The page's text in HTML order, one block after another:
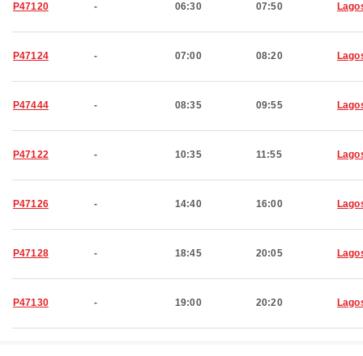
P47120 - 06:30 07:50
P47124 - 07:00 08:20
P47444 - 08:35 09:55
P47122 - 10:35 11:55
P47126 - 14:40 16:00
P47128 - 18:45 20:05
P47130 - 19:00 20:20